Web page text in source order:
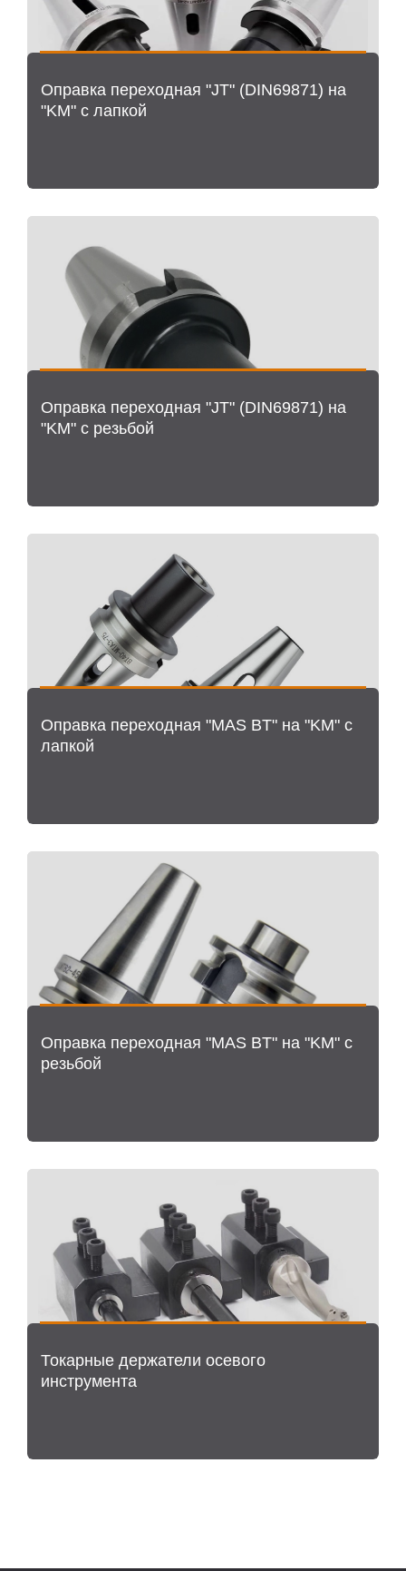
Оправка переходная "JT" (DIN69871) на
"KM" с лапкой
Оправка переходная "JT" (DIN69871) на
"KM" с резьбой
Оправка переходная "MAS BT" на "KM" с
лапкой
Оправка переходная "MAS BT" на "KM" с
резьбой
Токарные держатели осевого
инструмента